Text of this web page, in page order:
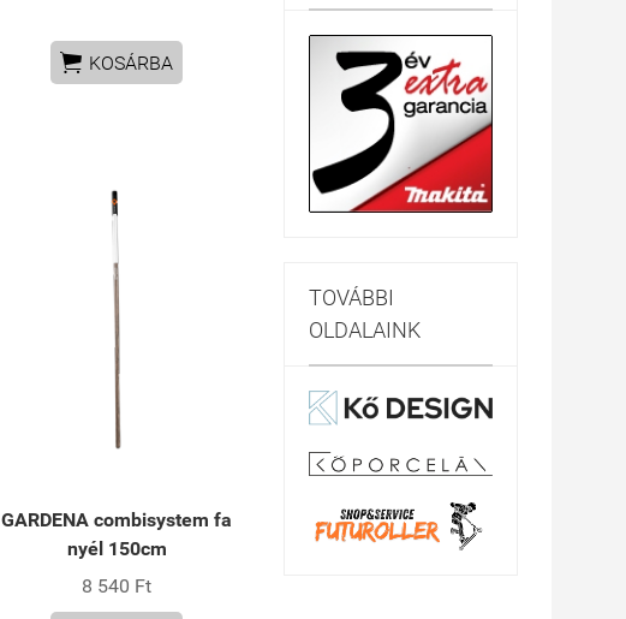
 KOSÁRBA
GARDENA combisystem fa
nyél 150cm
8 540 Ft
TOVÁBBI
OLDALAINK